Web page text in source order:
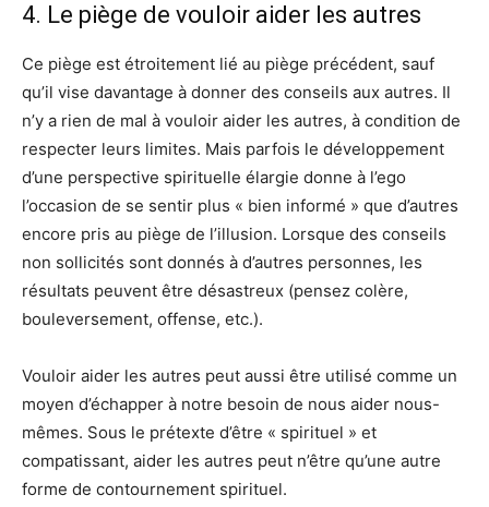
4. Le piège de vouloir aider les autres
Ce piège est étroitement lié au piège précédent, sauf
qu’il vise davantage à donner des conseils aux autres. Il
n’y a rien de mal à vouloir aider les autres, à condition de
respecter leurs limites. Mais parfois le développement
d’une perspective spirituelle élargie donne à l’ego
l’occasion de se sentir plus « bien informé » que d’autres
encore pris au piège de l’illusion. Lorsque des conseils
non sollicités sont donnés à d’autres personnes, les
résultats peuvent être désastreux (pensez colère,
bouleversement, offense, etc.).
Vouloir aider les autres peut aussi être utilisé comme un
moyen d’échapper à notre besoin de nous aider nous-
mêmes. Sous le prétexte d’être « spirituel » et
compatissant, aider les autres peut n’être qu’une autre
forme de contournement spirituel.